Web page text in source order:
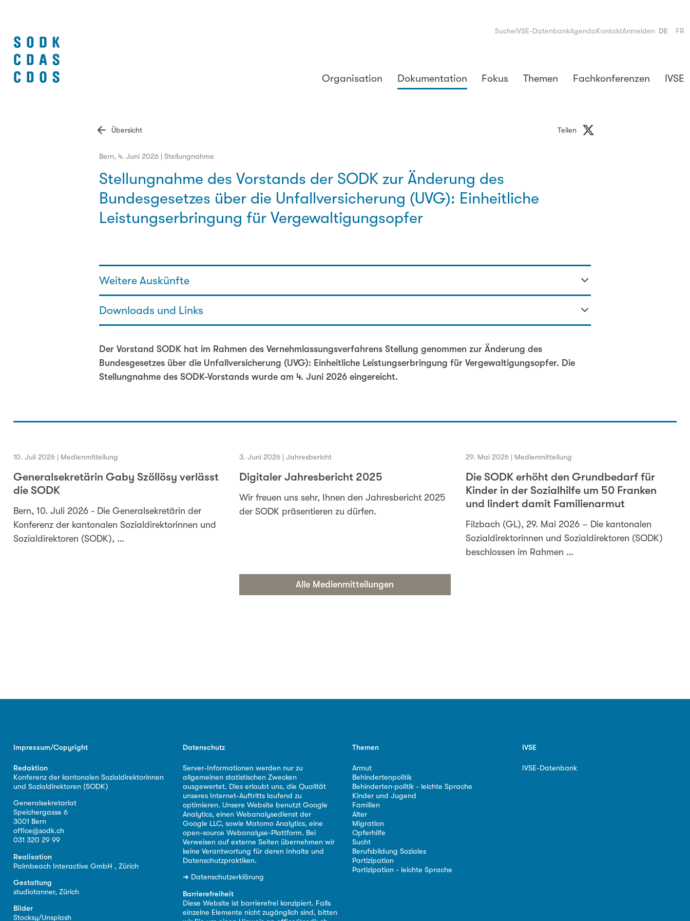
SucheIVSE-DatenbankAgendaKontaktAnmelden DE FR
Organisation Dokumentation Fokus Themen Fachkonferenzen IVSE
Übersicht Teilen
Bern, 4. Juni 2026 | Stellungnahme
Stellungnahme des Vorstands der SODK zur Änderung des
Bundesgesetzes über die Unfallversicherung (UVG): Einheitliche
Leistungserbringung für Vergewaltigungsopfer
Weitere Auskünfte
Martin Allemann - Fachbereichsleiter
martin.allemann@sodk.ch
Downloads und Links
Stellungnahme Vorstand SODK zur Änderung des UVG
Der Vorstand SODK hat im Rahmen des Vernehmlassungsverfahrens Stellung genommen zur Änderung des
Bundesgesetzes über die Unfallversicherung (UVG): Einheitliche Leistungserbringung für Vergewaltigungsopfer. Die
Stellungnahme des SODK-Vorstands wurde am 4. Juni 2026 eingereicht.
10. Juli 2026 | Medienmitteilung
Generalsekretärin Gaby Szöllösy verlässt
die SODK
Bern, 10. Juli 2026 - Die Generalsekretärin der
Konferenz der kantonalen Sozialdirektorinnen und
Sozialdirektoren (SODK), …
3. Juni 2026 | Jahresbericht
Digitaler Jahresbericht 2025
Wir freuen uns sehr, Ihnen den Jahresbericht 2025
der SODK präsentieren zu dürfen.
29. Mai 2026 | Medienmitteilung
Die SODK erhöht den Grundbedarf für
Kinder in der Sozialhilfe um 50 Franken
und lindert damit Familienarmut
Filzbach (GL), 29. Mai 2026 – Die kantonalen
Sozialdirektorinnen und Sozialdirektoren (SODK)
beschlossen im Rahmen …
Alle Medienmitteilungen
Impressum/Copyright
Redaktion
Konferenz der kantonalen Sozialdirektorinnen
und Sozialdirektoren (SODK)
Generalsekretariat
Speichergasse 6
3001 Bern
office@sodk.ch
031 320 29 99
Realisation
Palmbeach Interactive GmbH , Zürich
Gestaltung
studiotanner, Zürich
Bilder
Stocksy/Unsplash
Datenschutz
Server-Informationen werden nur zu
allgemeinen statistischen Zwecken
ausgewertet. Dies erlaubt uns, die Qualität
unseres Internet-Auftritts laufend zu
optimieren. Unsere Website benutzt Google
Analytics, einen Webanalysedienst der
Google LLC, sowie Matomo Analytics, eine
open-source Webanalyse-Plattform. Bei
Verweisen auf externe Seiten übernehmen wir
keine Verantwortung für deren Inhalte und
Datenschutzpraktiken.
➜ Datenschutzerklärung
Barrierefreiheit
Diese Website ist barrierefrei konzipiert. Falls
einzelne Elemente nicht zugänglich sind, bitten
Themen
Armut
Behindertenpolitik
Behinderten·politik - leichte Sprache
Kinder und Jugend
Familien
Alter
Migration
Opferhilfe
Sucht
Berufsbildung Soziales
Partizipation
Partizipation - leichte Sprache
IVSE
IVSE-Datenbank